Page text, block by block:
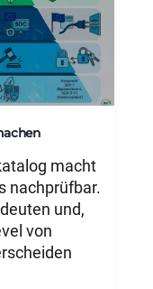
macht
nachprüfbar.
und,
von